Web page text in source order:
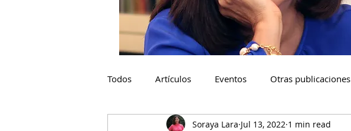
Todos Artículos Eventos Otras publicaciones
Soraya Lara Jul 13, 2022 1 min read